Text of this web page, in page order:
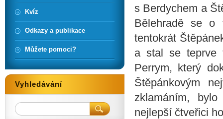
s Berdychem a
Bělehradě se o
tentokrát
a stal se teprve
Perrym, který
Štěpánkovým
zklamáním,
nejlepší čtveřici
Kvíz
Odkazy a publikace
Můžete pomoci?
Vyhledávání